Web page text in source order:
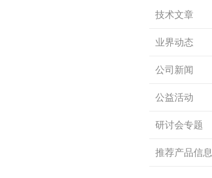
技术文章
业界动态
公司新闻
公益活动
研讨会专题
推荐产品信息